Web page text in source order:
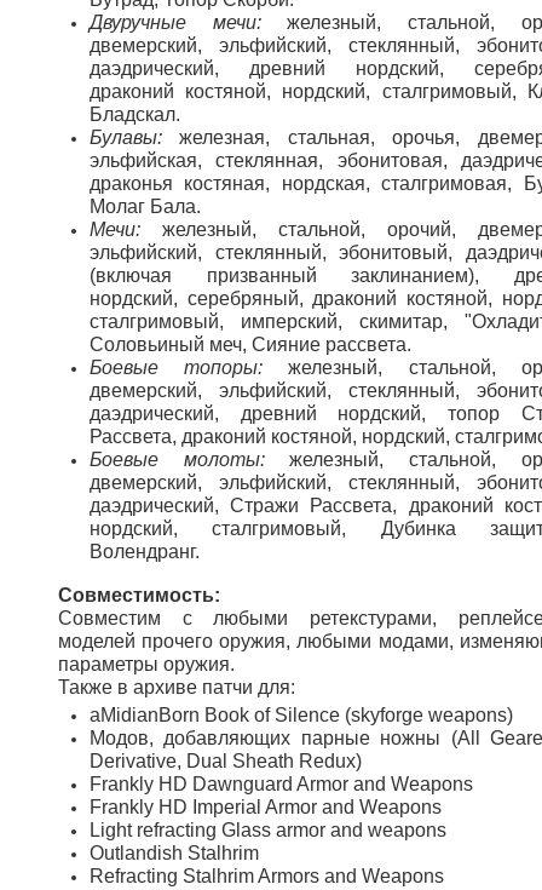
Двуручные мечи:железный, стальной,
двемерский, эльфийский, стеклянный,
даэдрический, древний нордский,
драконий костяной, нордский, сталгримовый,
Бладскал.
Булавы: железная, стальная, орочья,
эльфийская, стеклянная, эбонитовая,
драконья костяная, нордская, сталгримовая,
Молаг Бала.
Мечи: железный, стальной, орочий,
эльфийский, стеклянный, эбонитовый,
(включая призванный заклинанием),
нордский, серебряный, драконий костяной,
сталгримовый, имперский, скимитар,
Соловьиный меч, Сияние рассвета.
Боевые топоры: железный, стальной,
двемерский, эльфийский, стеклянный,
даэдрический, древний нордский, топор
Рассвета, драконий костяной, нордский,
Боевые молоты:железный, стальной,
двемерский, эльфийский, стеклянный,
даэдрический, Стражи Рассвета, драконий
нордский, сталгримовый, Дубинка
Волендранг.
Совместимость:
Совместим с любыми ретекстурами,
моделей прочего оружия, любыми модами,
параметры оружия.
Также в архиве патчи для:
aMidianBorn Book of Silence (skyforge weapons)
Модов, добавляющих парные ножны (All
Derivative, Dual Sheath Redux)
Frankly HD Dawnguard Armor and Weapons
Frankly HD Imperial Armor and Weapons
Light refracting Glass armor and weapons
Outlandish Stalhrim
Refracting Stalhrim Armors and Weapons